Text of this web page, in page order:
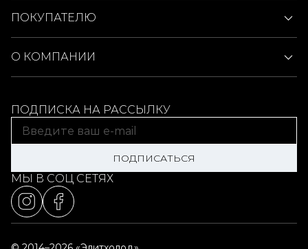
ПОКУПАТЕЛЮ
О КОМПАНИИ
ПОДПИСКА НА РАССЫЛКУ
ПОДПИСАТЬСЯ
МЫ В СОЦ СЕТЯХ